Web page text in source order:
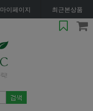
마이페이지 최근본상품